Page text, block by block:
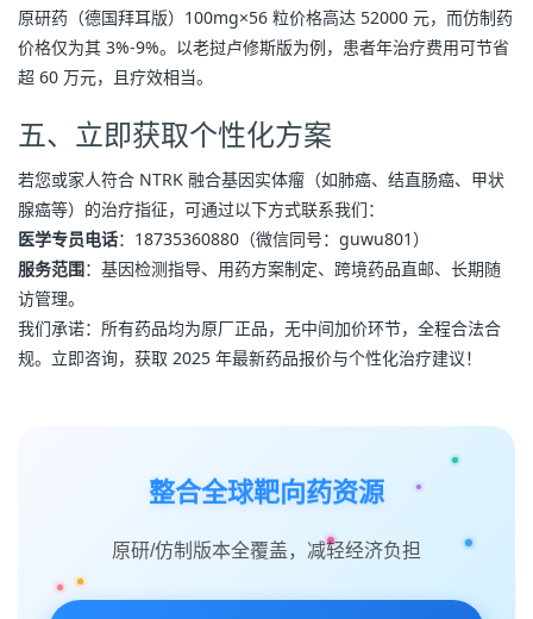
原研药（德国拜耳版）100mg×56 粒价格高达 52000 元，而仿制药
价格仅为其 3%-9%。以老挝卢修斯版为例，患者年治疗费用可节省
超 60 万元，且疗效相当。
五、立即获取个性化方案
若您或家人符合 NTRK 融合基因实体瘤（如肺癌、结直肠癌、甲状
腺癌等）的治疗指征，可通过以下方式联系我们：
医学专员电话：18735360880（微信同号：guwu801）
服务范围：基因检测指导、用药方案制定、跨境药品直邮、长期随
访管理。
我们承诺：所有药品均为原厂正品，无中间加价环节，全程合法合
规。立即咨询，获取 2025 年最新药品报价与个性化治疗建议！
整合全球靶向药资源
原研/仿制版本全覆盖，减轻经济负担